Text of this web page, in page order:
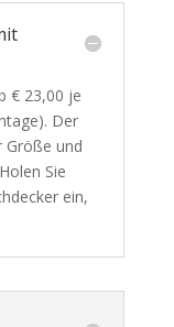
€ 23,00 je
Der
Größe und
Sie
ein,